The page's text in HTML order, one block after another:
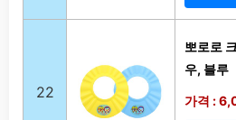
22
뽀로로
우, 블루
가격 :